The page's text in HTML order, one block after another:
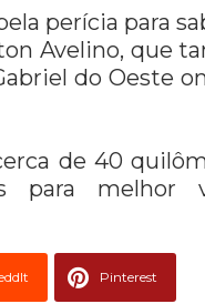
perícia para
Avelino, que
do Oeste
de 40
para melhor
Pinterest